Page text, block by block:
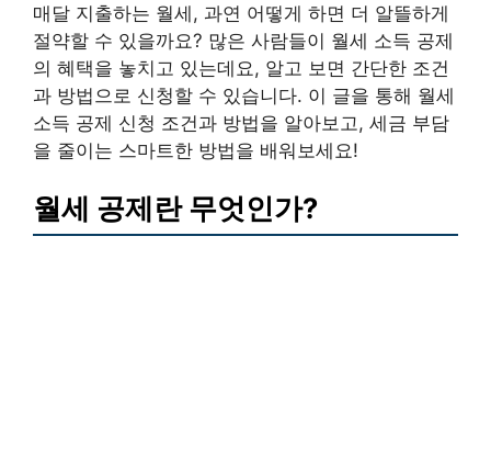
매달 지출하는 월세, 과연 어떻게 하면 더 알뜰하게
절약할 수 있을까요? 많은 사람들이 월세 소득 공제
의 혜택을 놓치고 있는데요, 알고 보면 간단한 조건
과 방법으로 신청할 수 있습니다. 이 글을 통해 월세
소득 공제 신청 조건과 방법을 알아보고, 세금 부담
을 줄이는 스마트한 방법을 배워보세요!
월세 공제란 무엇인가?